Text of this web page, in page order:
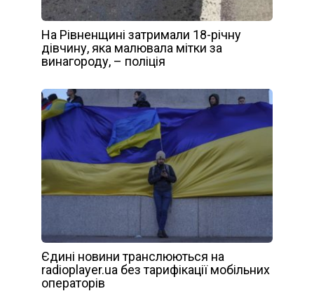
На Рівненщині затримали 18-річну
дівчину, яка малювала мітки за
винагороду, – поліція
Єдині новини транслюються на
radioplayer.ua без тарифікації мобільних
операторів